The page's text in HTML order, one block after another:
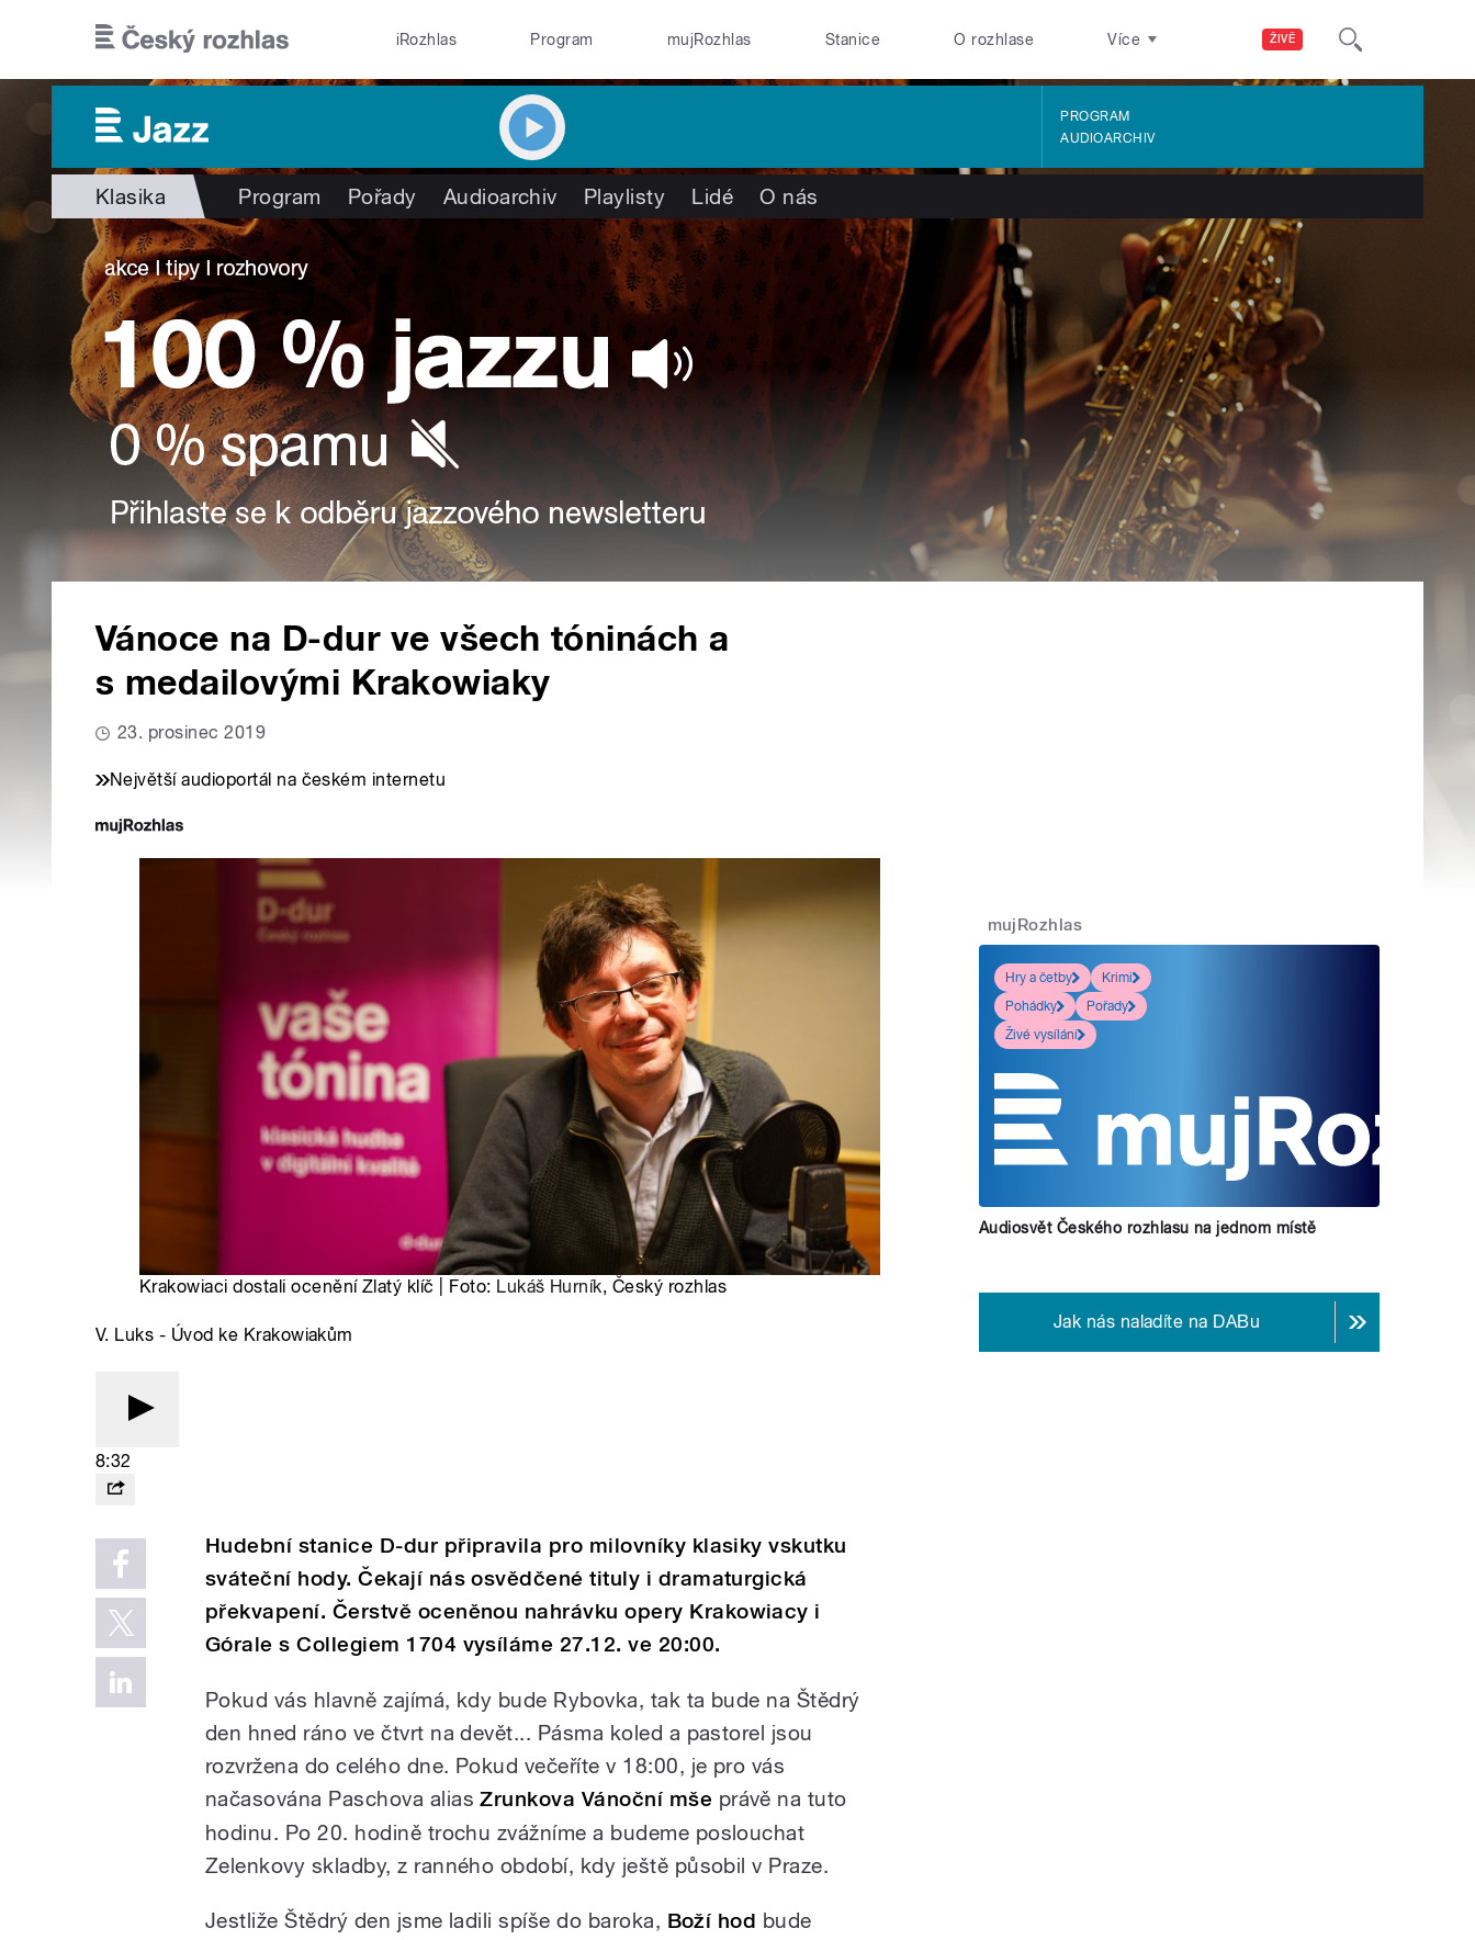
ŽIVĚ
iRozhlas Program mujRozhlas Stanice O rozhlase Více
PROGRAM
AUDIOARCHIV
Klasika Program Pořady Audioarchiv Playlisty Lidé O nás
Vánoce na D-dur ve všech tóninách a
s medailovými Krakowiaky
23. prosinec 2019
Největší audioportál na českém internetu
Krakowiaci dostali ocenění Zlatý klíč | Foto: Lukáš Hurník, Český rozhlas
V. Luks - Úvod ke Krakowiakům
8:32
Hudební stanice D-dur připravila pro milovníky klasiky vskutku
sváteční hody. Čekají nás osvědčené tituly i dramaturgická
překvapení. Čerstvě oceněnou nahrávku opery Krakowiacy i
Górale s Collegiem 1704 vysíláme 27.12. ve 20:00.
Pokud vás hlavně zajímá, kdy bude Rybovka, tak ta bude na Štědrý
den hned ráno ve čtvrt na devět... Pásma koled a pastorel jsou
rozvržena do celého dne. Pokud večeříte v 18:00, je pro vás
načasována Paschova aliasZrunkova Vánoční mše právě na tuto
hodinu. Po 20. hodině trochu zvážníme a budeme poslouchat
Zelenkovy skladby, z ranného období, kdy ještě působil v Praze.
Jestliže Štědrý den jsme ladili spíše do baroka, Boží hod bude
mujRozhlas
Hry a četby
Krimi
Pohádky
Pořady
Živé vysílání
Audiosvět Českého rozhlasu na jednom místě
Jak nás naladíte na DABu